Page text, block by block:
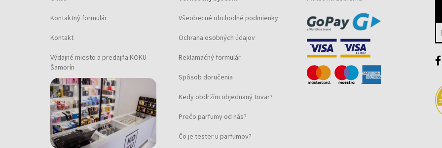
Kontaktný formulár
Kontakt
Výdajné miesto a predajňa KOKU
Šamorín
Všeobecné obchodné podmienky
Ochrana osobných údajov
Reklamačný formulár
Spôsob doručenia
Kedy obdržím objednaný tovar?
Prečo parfumy od nás?
Čo je tester u parfumov?